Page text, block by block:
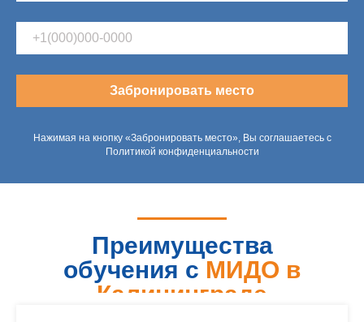
Забронировать место
Нажимая на кнопку «Забронировать место», Вы соглашаетесь с
Политикой конфиденциальности
Преимущества
обучения с МИДО в
Калининграде